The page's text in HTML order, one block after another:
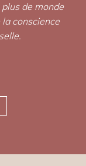
de monde
la conscience